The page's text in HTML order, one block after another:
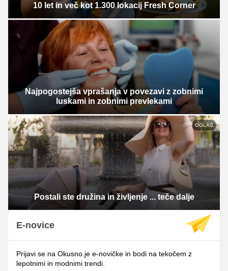
10 let in več kot 1.300 lokacij Fresh Corner
Najpogostejša vprašanja v povezavi z zobnimi
luskami in zobnimi prevlekami
OGLAS
Postali ste družina in življenje ... teče dalje
E-novice
Prijavi se na Okusno.je e-novičke in bodi na tekočem z
lepotnimi in modnimi trendi.